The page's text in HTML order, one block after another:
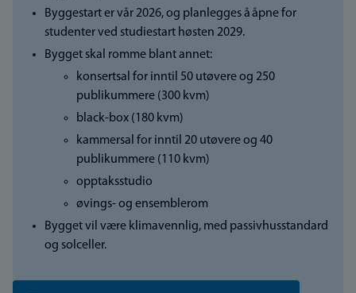
Byggestart er vår 2026, og planlegges å åpne for
studenter ved studiestart høsten 2029.
Bygget skal romme blant annet:
konsertsal for inntil 50 utøvere og 250
publikummere (300 kvm)
black-box (180 kvm)
kammersal for inntil 20 utøvere og 40
publikummere (110 kvm)
opptaksstudio
øvings- og ensemblerom
Bygget vil være klimavennlig, med passivhusstandard
og solceller.